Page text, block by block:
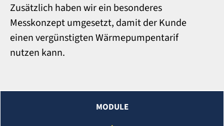
Zusätzlich haben wir ein besonderes
Messkonzept umgesetzt, damit der Kunde
einen vergünstigten Wärmepumpentarif
nutzen kann.
MODULE